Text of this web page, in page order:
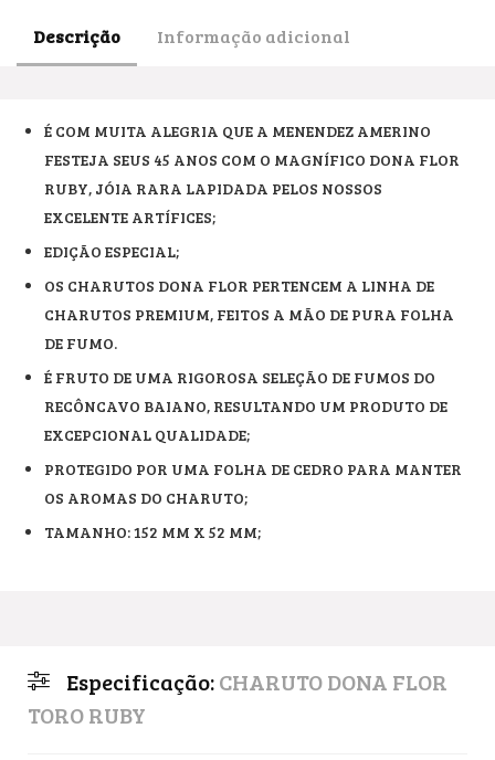
Descrição Informação adicional
É COM MUITA ALEGRIA QUE A MENENDEZ AMERINO
FESTEJA SEUS 45 ANOS COM O MAGNÍFICO DONA FLOR
RUBY, JÓIA RARA LAPIDADA PELOS NOSSOS
EXCELENTE ARTÍFICES;
EDIÇÃO ESPECIAL;
OS CHARUTOS DONA FLOR PERTENCEM A LINHA DE
CHARUTOS PREMIUM, FEITOS A MÃO DE PURA FOLHA
DE FUMO.
É FRUTO DE UMA RIGOROSA SELEÇÃO DE FUMOS DO
RECÔNCAVO BAIANO, RESULTANDO UM PRODUTO DE
EXCEPCIONAL QUALIDADE;
PROTEGIDO POR UMA FOLHA DE CEDRO PARA MANTER
OS AROMAS DO CHARUTO;
TAMANHO: 152 MM X 52 MM;
Especificação:CHARUTO DONA FLOR
TORO RUBY